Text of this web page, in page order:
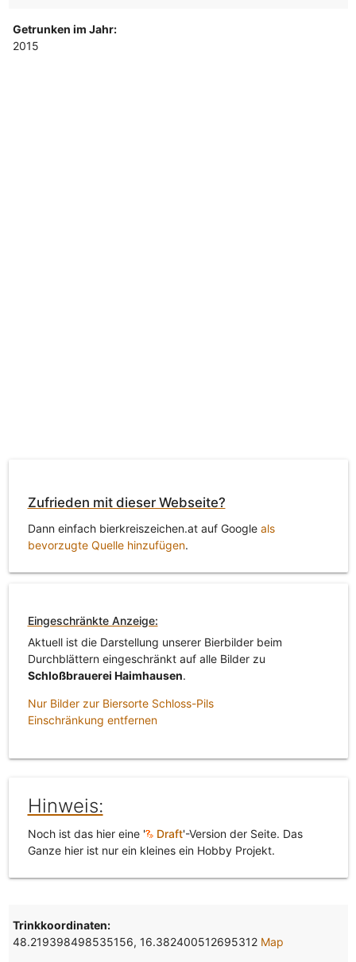
Getrunken im Jahr:
2015
Zufrieden mit dieser Webseite?
Dann einfach bierkreiszeichen.at auf Google als
bevorzugte Quelle hinzufügen.
Eingeschränkte Anzeige:
Aktuell ist die Darstellung unserer Bierbilder beim
Durchblättern eingeschränkt auf alle Bilder zu
Schloßbrauerei Haimhausen.
Nur Bilder zur Biersorte Schloss-Pils
Einschränkung entfernen
Hinweis:
Noch ist das hier eine ' Draft'-Version der Seite. Das
Ganze hier ist nur ein kleines ein Hobby Projekt.
Trinkkoordinaten:
48.219398498535156, 16.382400512695312 Map